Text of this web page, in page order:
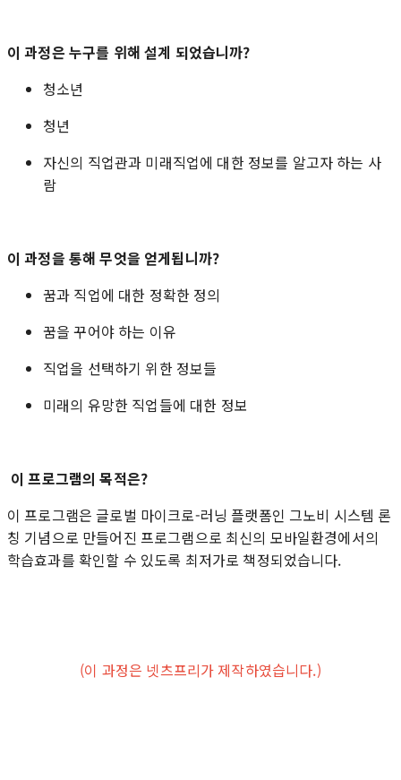
이 과정은 누구를 위해 설계 되었습니까?
청소년
청년
자신의 직업관과 미래직업에 대한 정보를 알고자 하는 사
람
이 과정을 통해 무엇을 얻게됩니까?
꿈과 직업에 대한 정확한 정의
꿈을 꾸어야 하는 이유
직업을 선택하기 위한 정보들
미래의 유망한 직업들에 대한 정보
이 프로그램의 목적은?
이 프로그램은 글로벌 마이크로-러닝 플랫폼인 그노비 시스템 론
칭 기념으로 만들어진 프로그램으로 최신의 모바일환경에서의
학습효과를 확인할 수 있도록 최저가로 책정되었습니다.
(이 과정은 넷츠프리가 제작하였습니다.)